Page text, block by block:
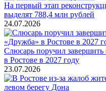
На первый этап
выделят 788,4 млн рублей
24.07.2026
Слюсарь поручил
в Ростове в 2027 году
23.07.2026